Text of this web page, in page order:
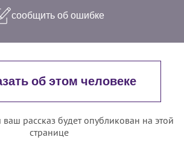
сообщить об ошибке
об этом человеке
рассказ будет опубликован на этой
странице